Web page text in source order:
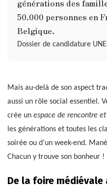
générations des
50.000 personnes en
Belgique.
Dossier de candidature
Mais au-delà de son aspect
aussi un rôle social essentiel.
crée un espace de rencontre
les générations et toutes les
soirée ou d’un week-end.
Chacun y trouve son bonheur !
De la foire